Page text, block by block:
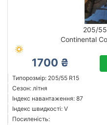
205/
Continental
1700 ₴
Типорозмір: 205/55 R15
Сезон: літня
Індекс навантаження: 87
Індекс швидкості: V
Посиленість: